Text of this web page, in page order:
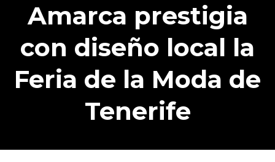
Amarca prestigia
con diseño local la
Feria de la Moda de
Tenerife